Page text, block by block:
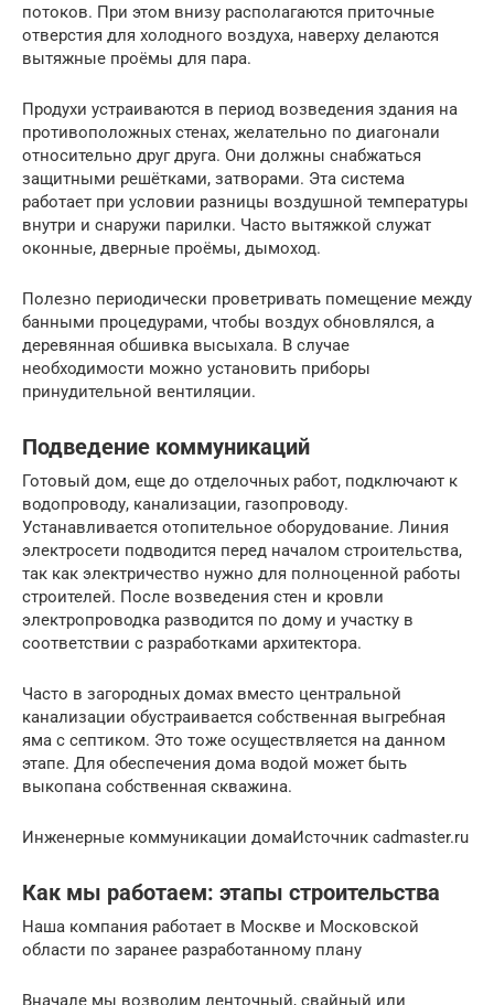
потоков. При этом внизу располагаются приточные
отверстия для холодного воздуха, наверху делаются
вытяжные проёмы для пара.
Продухи устраиваются в период возведения здания на
противоположных стенах, желательно по диагонали
относительно друг друга. Они должны снабжаться
защитными решётками, затворами. Эта система
работает при условии разницы воздушной температуры
внутри и снаружи парилки. Часто вытяжкой служат
оконные, дверные проёмы, дымоход.
Полезно периодически проветривать помещение между
банными процедурами, чтобы воздух обновлялся, а
деревянная обшивка высыхала. В случае
необходимости можно установить приборы
принудительной вентиляции.
Подведение коммуникаций
Готовый дом, еще до отделочных работ, подключают к
водопроводу, канализации, газопроводу.
Устанавливается отопительное оборудование. Линия
электросети подводится перед началом строительства,
так как электричество нужно для полноценной работы
строителей. После возведения стен и кровли
электропроводка разводится по дому и участку в
соответствии с разработками архитектора.
Часто в загородных домах вместо центральной
канализации обустраивается собственная выгребная
яма с септиком. Это тоже осуществляется на данном
этапе. Для обеспечения дома водой может быть
выкопана собственная скважина.
Инженерные коммуникации домаИсточник cadmaster.ru
Как мы работаем: этапы строительства
Наша компания работает в Москве и Московской
области по заранее разработанному плану
Вначале мы возводим ленточный, свайный или